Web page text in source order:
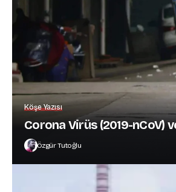
Köşe Yazısı
Corona Virüs (2019-nCoV)
Özgür Tutoğlu